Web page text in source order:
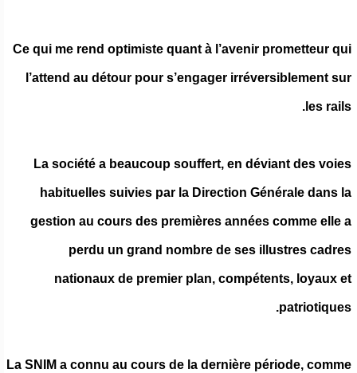
Ce qui me rend optimiste quant à l’avenir prometteur qui
l’attend au détour pour s’engager irréversiblement sur
les rails.
La société a beaucoup souffert, en déviant des voies
habituelles suivies par la Direction Générale dans la
gestion au cours des premières années comme elle a
perdu un grand nombre de ses illustres cadres
nationaux de premier plan, compétents, loyaux et
patriotiques.
La SNIM a connu au cours de la dernière période, comme